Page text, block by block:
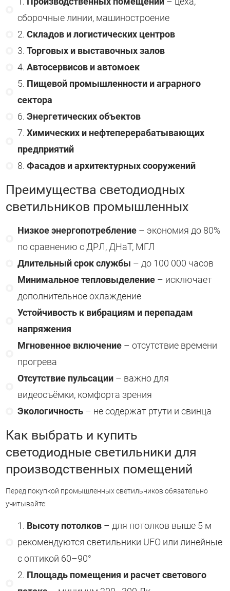
сборочные линии, машиностроение
Складов и логистических центров
Торговых и выставочных залов
Автосервисов и автомоек
Пищевой промышленности и аграрного
сектора
Энергетических объектов
Химических и нефтеперерабатывающих
предприятий
Фасадов и архитектурных сооружений
Преимущества светодиодных
светильников промышленных
Низкое энергопотребление– экономия до 80%
по сравнению с ДРЛ, ДНаТ, МГЛ
Длительный срок службы – до 100 000 часов
Минимальное тепловыделение– исключает
дополнительное охлаждение
Устойчивость к вибрациям и перепадам
напряжения
Мгновенное включение– отсутствие времени
прогрева
Отсутствие пульсации– важно для
видеосъёмки, комфорта зрения
Экологичность– не содержат ртути и свинца
Как выбрать и купить
светодиодные светильники для
производственных помещений
Перед покупкой промышленных светильников обязательно
учитывайте:
Высоту потолков– для потолков выше 5 м
рекомендуются светильники UFO или линейные
с оптикой 60–90°
Площадь помещения и расчет светового